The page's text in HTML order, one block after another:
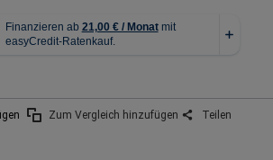
Zum Vergleich hinzufügen Teilen